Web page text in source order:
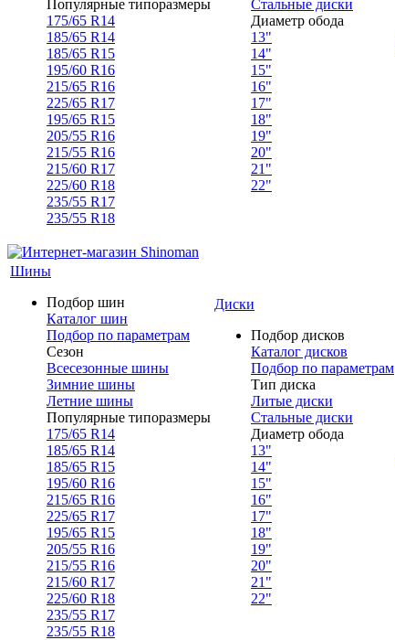
Популярные типоразмеры
175/65 R14
185/65 R14
185/65 R15
195/60 R16
215/65 R16
225/65 R17
195/65 R15
205/55 R16
215/55 R16
215/60 R17
225/60 R18
235/55 R17
235/55 R18
Стальные диски
Диаметр обода
13"
14"
15"
16"
17"
18"
19"
20"
21"
22"
Шины
Подбор шин
Каталог шин
Подбор по параметрам
Сезон
Всесезонные шины
Зимние шины
Летние шины
Популярные типоразмеры
175/65 R14
185/65 R14
185/65 R15
195/60 R16
215/65 R16
225/65 R17
195/65 R15
205/55 R16
215/55 R16
215/60 R17
225/60 R18
235/55 R17
235/55 R18
Диски
Подбор дисков
Каталог дисков
Подбор по параметрам
Тип диска
Литые диски
Стальные диски
Диаметр обода
13"
14"
15"
16"
17"
18"
19"
20"
21"
22"